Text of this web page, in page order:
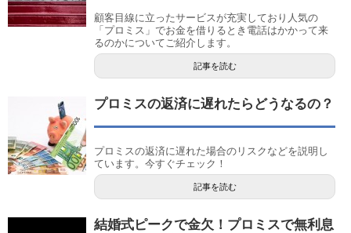
顧客目線に立ったサービスが充実しており人気の
「プロミス」でお金を借りるとき電話はかかって来
るのかについてご紹介します。
記事を読む
プロミスの返済に遅れたらどうなるの？
プロミスの返済に遅れた場合のリスクなどを説明し
ています。今すぐチェック！
記事を読む
結婚式ピークで金欠！プロミスで無利息